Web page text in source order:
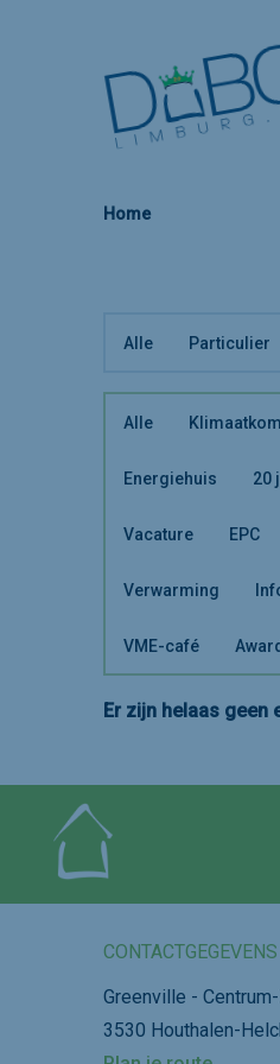
Home
Alle Particulier
Alle
Energiehuis 20
Vacature EPC
Verwarming
VME-café Award
Er zijn helaas geen
CONTACTGEGEVENS
Greenville -
3530 Houthalen-